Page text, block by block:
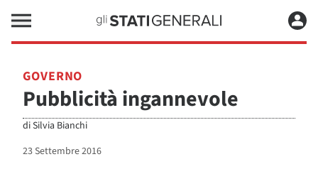
GOVERNO
Pubblicità ingannevole
diSilvia Bianchi
23 Settembre 2016